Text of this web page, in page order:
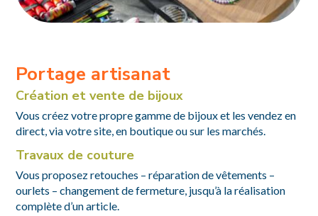
Portage artisanat
Création et vente de bijoux
Vous créez votre propre gamme de bijoux et les vendez en
direct, via votre site, en boutique ou sur les marchés.
Travaux de couture
Vous proposez retouches – réparation de vêtements –
ourlets – changement de fermeture, jusqu’à la réalisation
complète d’un article.